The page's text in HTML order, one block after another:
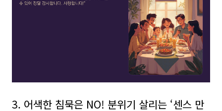
3. 어색한 침묵은 NO! 분위기 살리는 ‘센스 만